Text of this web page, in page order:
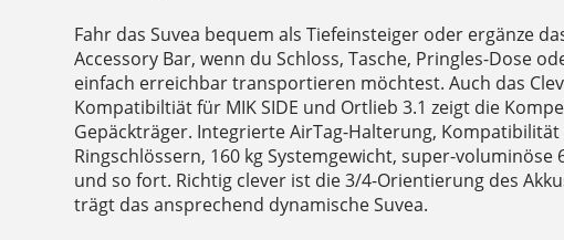
Fahr das Suvea bequem als Tiefeinsteiger oder ergänze
Accessory Bar, wenn du Schloss, Tasche, Pringles-Dose
einfach erreichbar transportieren möchtest. Auch das
Kompatibiltiät für MIK SIDE und Ortlieb 3.1 zeigt die
Gepäckträger. Integrierte AirTag-Halterung,
Ringschlössern, 160 kg Systemgewicht, super-voluminöse
und so fort. Richtig clever ist die 3/4-Orientierung des
trägt das ansprechend dynamische Suvea.